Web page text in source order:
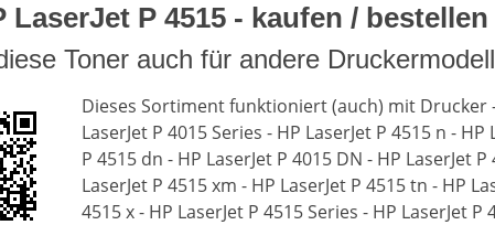
LaserJet P 4515 - kaufen / bestellen
Toner auch für andere
Dieses Sortiment funktioniert (auch) mit Drucker -
LaserJet P 4015 Series - HP LaserJet P 4515 n - HP
P 4515 dn - HP LaserJet P 4015 DN - HP LaserJet
LaserJet P 4515 xm - HP LaserJet P 4515 tn - HP
4515 x - HP LaserJet P 4515 Series - HP LaserJet P